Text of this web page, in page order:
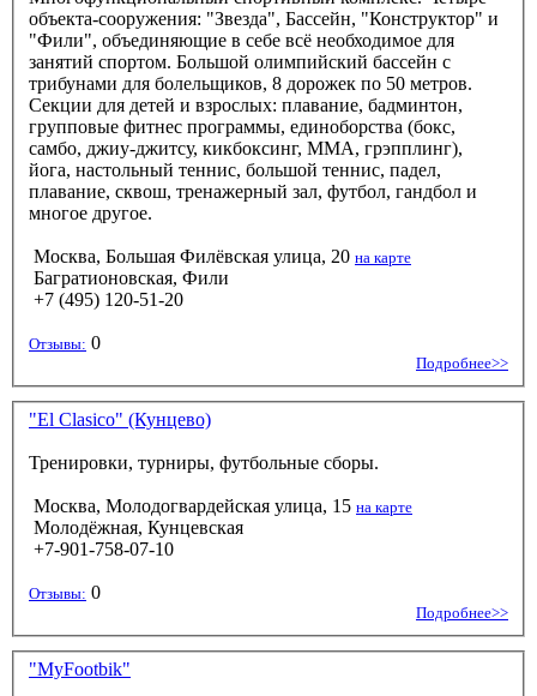
объекта-сооружения: "Звезда", Бассейн, "Конструктор" и
"Фили", объединяющие в себе всё необходимое для
занятий спортом. Большой олимпийский бассейн с
трибунами для болельщиков, 8 дорожек по 50 метров.
Секции для детей и взрослых: плавание, бадминтон,
групповые фитнес программы, единоборства (бокс,
самбо, джиу-джитсу, кикбоксинг, ММА, грэпплинг),
йога, настольный теннис, большой теннис, падел,
плавание, сквош, тренажерный зал, футбол, гандбол и
многое другое.
Москва, Большая Филёвская улица, 20 на карте
Багратионовская, Фили
+7 (495) 120-51-20
Отзывы: 0
Подробнее>>
"El Clasico" (Кунцево)
Тренировки, турниры, футбольные сборы.
Москва, Молодогвардейская улица, 15 на карте
Молодёжная, Кунцевская
+7-901-758-07-10
Отзывы: 0
Подробнее>>
"MyFootbik"